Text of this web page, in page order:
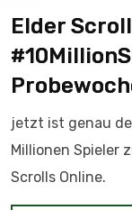
Elder
jetzt ist genau
Millionen Spieler
Scrolls Online.